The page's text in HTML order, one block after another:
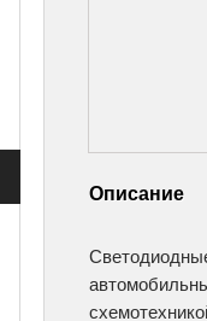
Описание